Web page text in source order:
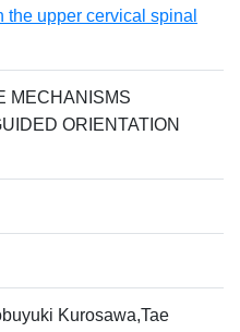
upper cervical spinal
MECHANISMS
ORIENTATION
Kurosawa,Tae